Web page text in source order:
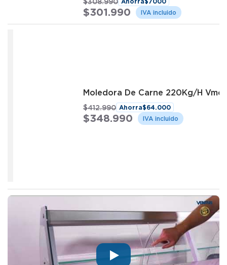
$301.990
Moledora De Carne 220Kg/H
$412.990 Ahorra$64.000
$348.990